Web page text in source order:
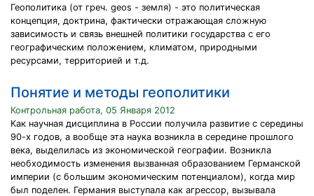
Геополитика (от греч. geos - земля) - это политическая
концепция, доктрина, фактически отражающая сложную
зависимость и связь внешней политики государства с его
географическим положением, климатом, природными
ресурсами, территорией и т.д.
Понятие и методы геополитики
Контрольная работа, 05 Января 2012
Как научная дисциплина в России получила развитие с середины
90-х годов, а вообще эта наука возникла в середине прошлого
века, выделилась из экономической географии. Возникла
необходимость изменения вызванная образованием Германской
империи (с большим экономическим потенциалом), когда мир
был поделен. Германия выступала как агрессор, вызывала